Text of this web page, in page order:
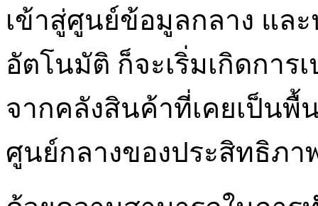
เข้าสู่ศูนย์ข้อมูลกลาง แล
อัตโนมัติ ก็จะเริ่มเกิดการ
จากคลังสินค้าที่เคยเป็น
ศูนย์กลางของประสิทธิภ